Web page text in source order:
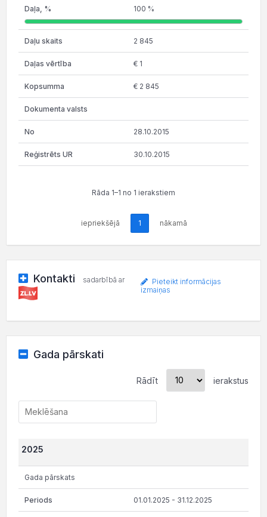
100 %
2 845
€ 1
€ 2 845
28.10.2015
30.10.2015
Rāda 1–1 no 1 ierakstiem
iepriekšējā 1 nākamā
Kontakti sadarbībā ar
Pieteikt informācijas
izmaiņas
Gada pārskati
Rādīt ierakstus
2025
Gada pārskats
01.01.2025 - 31.12.2025